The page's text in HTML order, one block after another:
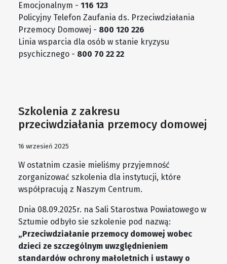
Emocjonalnym - 116 123
Policyjny Telefon Zaufania ds. Przeciwdziałania
Przemocy Domowej - 800 120 226
Linia wsparcia dla osób w stanie kryzysu
psychicznego - 800 70 22 22
Szkolenia z zakresu
przeciwdziałania przemocy domowej
16 wrzesień 2025
W ostatnim czasie mieliśmy przyjemność
zorganizować szkolenia dla instytucji, które
współpracują z Naszym Centrum.
Dnia 08.09.2025r. na Sali Starostwa Powiatowego w
Sztumie odbyło sie szkolenie pod nazwą:
„Przeciwdziałanie przemocy domowej wobec
dzieci ze szczególnym uwzględnieniem
standardów ochrony małoletnich i ustawy o